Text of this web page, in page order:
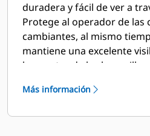
duradera y fácil de ver a
Protege al operador de las
cambiantes, al mismo
mantiene una excelente
las puntas de las horquillas.
Más información